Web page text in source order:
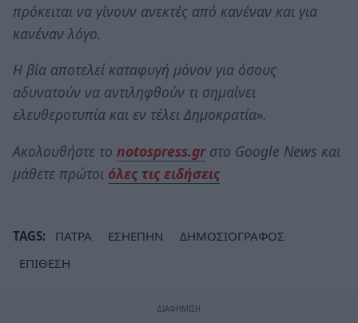
πρόκειται να γίνουν ανεκτές από κανέναν και για
κανέναν λόγο.
Η βία αποτελεί καταφυγή μόνον για όσους
αδυνατούν να αντιληφθούν τι σημαίνει
ελευθεροτυπία και εν τέλει Δημοκρατία».
Ακολουθήστε το notospress.grστο Google News και
μάθετε πρώτοι όλες τις ειδήσεις
TAGS: ΠΑΤΡΑ ΕΣΗΕΠΗΝ
ΔΗΜΟΣΙΟΓΡΑΦΟΣ
ΕΠΙΘΕΣΗ